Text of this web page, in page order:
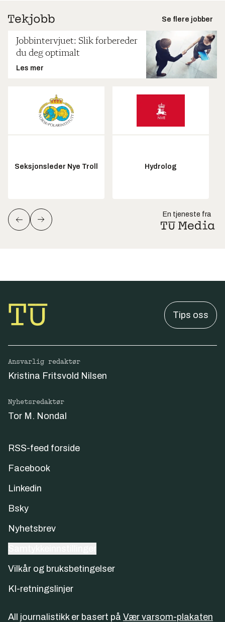
Se flere jobber
Jobbintervjuet: Slik forbereder
du deg optimalt
Les mer
Seksjonsleder Nye Troll Hydrolog
En tjeneste fra
Tips oss
Ansvarlig redaktør
Kristina Fritsvold Nilsen
Nyhetsredaktør
Tor M. Nondal
RSS-feed forside
Facebook
Linkedin
Bsky
Nyhetsbrev
Vilkår og bruksbetingelser
KI-retningslinjer
All journalistikk er basert på Vær varsom-plakaten